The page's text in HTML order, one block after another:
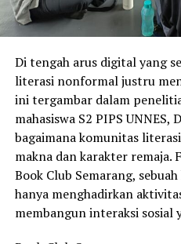
Di tengah arus digital yang
literasi nonformal justru
ini tergambar dalam
mahasiswa S2 PIPS UNNES,
bagaimana komunitas
makna dan karakter remaja.
Book Club Semarang,
hanya menghadirkan
membangun interaksi sosial